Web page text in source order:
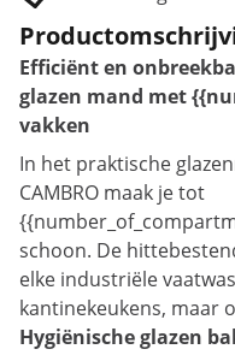
Efficiënt en
glazen mand met
vakken
In het praktische
CAMBRO maak je tot
schoon. De
elke industriële
kantinekeukens, maar
Hygiënische glazen